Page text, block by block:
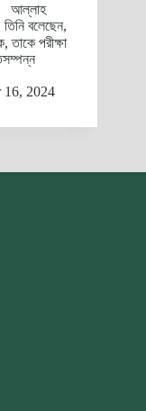
) আল্লাহ
বলেছেন,
তাকে পরীক্ষা
16, 2024